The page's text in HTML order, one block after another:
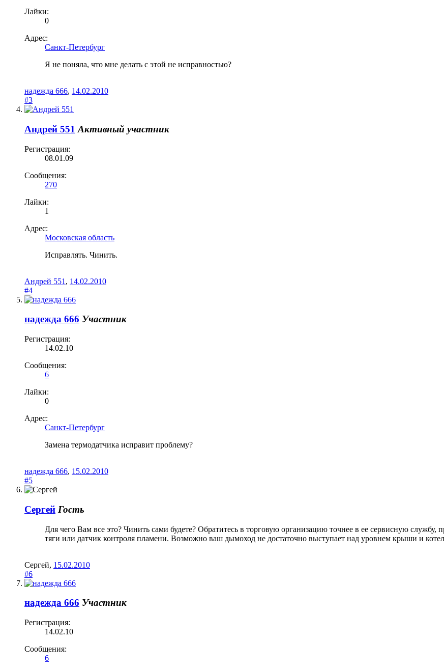
Лайки:
0
Адрес:
Санкт-Петербург
Я не поняла, что мне делать с этой не исправностью?
надежда 666, 14.02.2010
#3
Андрей 551 Активный участник
Регистрация:
08.01.09
Сообщения:
270
Лайки:
1
Адрес:
Московская область
Исправлять. Чинить.
Андрей 551 , 14.02.2010
#4
надежда 666 Участник
Регистрация:
14.02.10
Сообщения:
6
Лайки:
0
Адрес:
Санкт-Петербург
Замена термодатчика исправит проблему?
надежда 666, 15.02.2010
#5
Сергей Гость
Для чего Вам все это? Чинить сами будете? Обратитесь в торговую организацию точнее в ее сервисную
тяги или датчик контроля пламени. Возможно ваш дымоход не достаточно выступает над уровнем крыши и котел
Сергей, 15.02.2010
#6
надежда 666 Участник
Регистрация:
14.02.10
Сообщения:
6